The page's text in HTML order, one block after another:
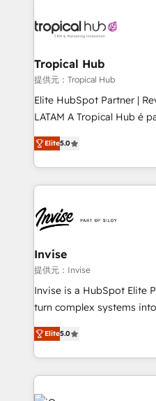
Ops Hub Software,
bespoke web apps and
websites. Experienced in
Manufacturers, Fintech,
SaaS industries.
Tropical Hub
提供元：Tropical Hub
Elite HubSpot Partner |
LATAM A Tropical Hub é parceira Elite no Brasil,
focada em transformar
previsível.
integrações (ERP, SAP,
de funil e rentabilidade na
LATAM Brazil-based Elite Partner helping B2B
companies scale. We
integrations (ERP, SAP,
profitability visibility across
& CRM Implementation -
Automation - ERP/SAP
Profitability Dashboards
Elite5.0
Invise
提供元：Invise
Invise is a HubSpot Elite
turn complex systems
We combine strategy,
management to drive
the fast-growing Siloy
250+ HubSpot experts
build a CRM architecture
Elite5.0